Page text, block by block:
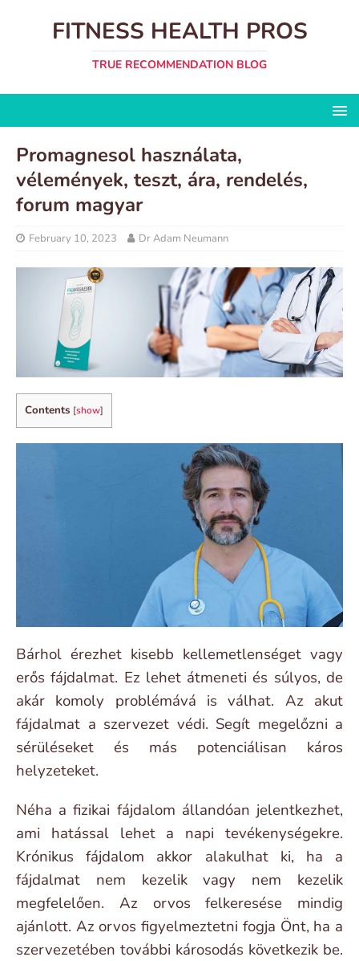
FITNESS HEALTH PROS
TRUE RECOMMENDATION BLOG
Promagnesol használata,
vélemények, teszt, ára, rendelés,
forum magyar
February 10, 2023 Dr Adam Neumann
Contents [show]
Bárhol érezhet kisebb kellemetlenséget vagy
erős fájdalmat. Ez lehet átmeneti és súlyos, de
akár komoly problémává is válhat. Az akut
fájdalmat a szervezet védi. Segít megelőzni a
sérüléseket és más potenciálisan káros
helyzeteket.
Néha a fizikai fájdalom állandóan jelentkezhet,
ami hatással lehet a napi tevékenységekre.
Krónikus fájdalom akkor alakulhat ki, ha a
fájdalmat nem kezelik vagy nem kezelik
megfelelően. Az orvos felkeresése mindig
ajánlott. Az orvos figyelmeztetni fogja Önt, ha a
szervezetében további károsodás következik be.